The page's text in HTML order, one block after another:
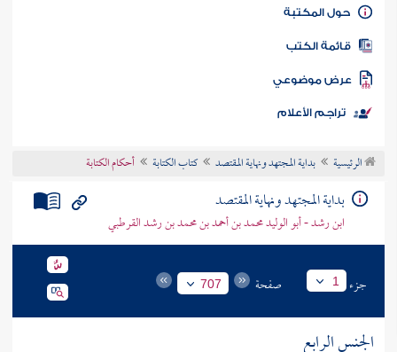
كتاب الأمة
المكتبة
الكتب
موضوعي
تراجم الأعلام
الرئيسية بداية المجتهد ونهاية المقتصد كتاب الكتابة أحكام الكتابة
بداية المجتهد ونهاية المقتصد
ابن رشد - أبو الوليد محمد بن أحمد بن محمد بن رشد القرطبي
جزء 1 صفحة 707
الجنس الرابع